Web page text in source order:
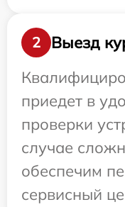
2
Выезд
приедет в
проверки
случае
обеспечим
сервисный